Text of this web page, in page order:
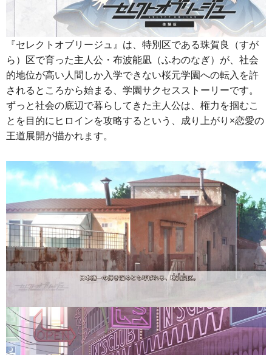
『セレクトオブリージュ』は、特別区である珠賀良（すが
ら）区で育った主人公・布波能凪（ふわのなぎ）が、社会
的地位が高い人間しか入学できない桜元学園への転入を許
されるところから始まる、学園サクセスストーリーです。
ずっと社会の底辺で暮らしてきた主人公は、権力を掴むこ
とを目的にヒロインを攻略するという、成り上がり×恋愛の
王道展開が描かれます。